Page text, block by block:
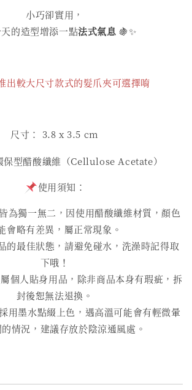
小巧卻實用，
的造型增添一點法式氣息 🍇✨
出較大尺寸款式的髮爪夾可選擇唷
尺寸： 3.8 x 3.5 cm
保型醋酸纖維（Cellulose Acetate）
使用須知：
獨一無二，因使用醋酸纖維材質，顏色
會略有差異，屬正常現象。
最佳狀態，請避免碰水，洗澡時記得取
下哦！
人貼身用品，除非商品本身有瑕疵，拆
封後恕無法退換。
墨水點綴上色，遇高溫可能會有輕微暈
情況，建議存放於陰涼通風處。